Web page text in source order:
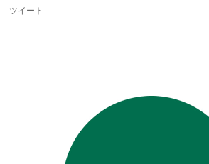
ツイート